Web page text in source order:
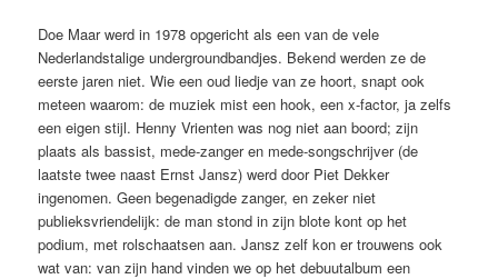
Doe Maar werd in 1978 opgericht als een van de vele
Nederlandstalige undergroundbandjes. Bekend werden ze de
eerste jaren niet. Wie een oud liedje van ze hoort, snapt ook
meteen waarom: de muziek mist een hook, een x-factor, ja zelfs
een eigen stijl. Henny Vrienten was nog niet aan boord; zijn
plaats als bassist, mede-zanger en mede-songschrijver (de
laatste twee naast Ernst Jansz) werd door Piet Dekker
ingenomen. Geen begenadigde zanger, en zeker niet
publieksvriendelijk: de man stond in zijn blote kont op het
podium, met rolschaatsen aan. Jansz zelf kon er trouwens ook
wat van: van zijn hand vinden we op het debuutalbum een